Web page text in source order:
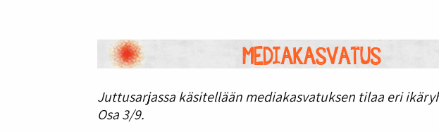
Juttusarjassa käsitellään mediakasvatuksen tilaa eri
Osa 3/9.